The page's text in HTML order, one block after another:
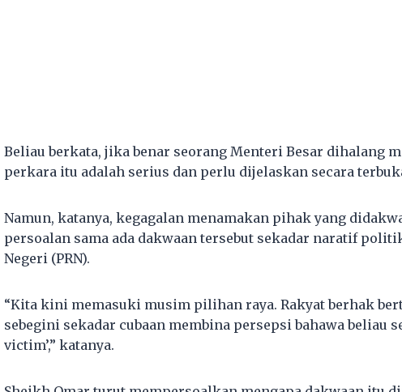
Beliau berkata, jika benar seorang Menteri Besar dihalang
perkara itu adalah serius dan perlu dijelaskan secara
Namun, katanya, kegagalan menamakan pihak yang
persoalan sama ada dakwaan tersebut sekadar naratif
Negeri (PRN).
“Kita kini memasuki musim pilihan raya. Rakyat berhak
sebegini sekadar cubaan membina persepsi bahawa beliau
victim’,” katanya.